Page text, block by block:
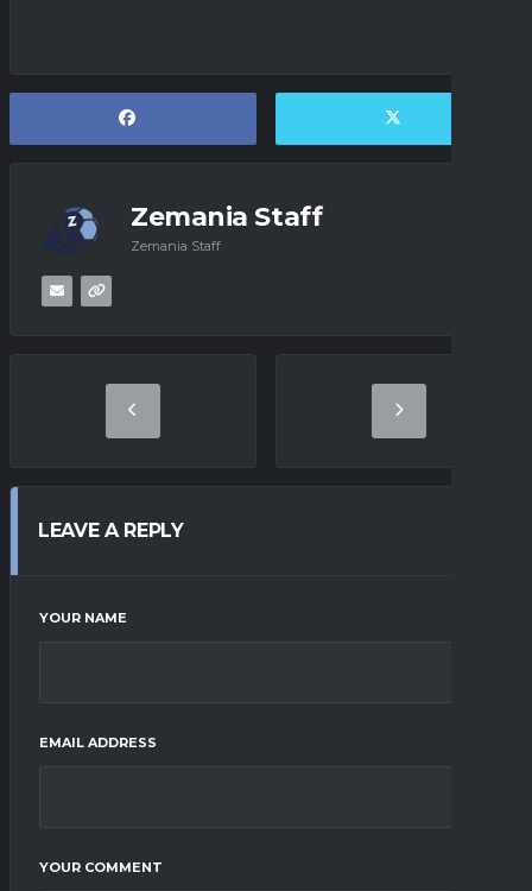
Zemania Staff
Zemania Staff
LEAVE A REPLY
YOUR NAME
EMAIL ADDRESS
YOUR COMMENT